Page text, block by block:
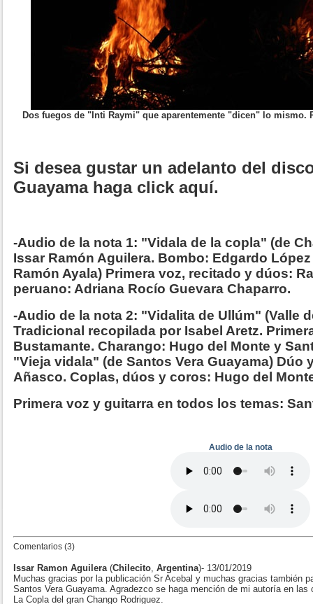
Dos fuegos de "Inti Raymi" que aparentemente "dicen" lo mismo.
Si desea gustar un adelanto del
Guayama haga click aquí.
-Audio de la nota 1: "Vidala de la copla" (de
Issar Ramón Aguilera. Bombo: Edgardo
Ramón Ayala) Primera voz, recitado y dúos:
peruano: Adriana Rocío Guevara Chaparro.
-Audio de la nota 2: "Vidalita de Ullúm" (Valle
Tradicional recopilada por Isabel Aretz.
Bustamante. Charango: Hugo del Monte y
"Vieja vidala" (de Santos Vera Guayama) Dúo
Añasco. Coplas, dúos y coros: Hugo del
Primera voz y guitarra en todos los temas:
Audio de la nota
Comentarios (3)
Issar Ramon Aguilera(Chilecito, Argentina)- 13/01/2019
Muchas gracias por la publicación Sr Acebal y muchas gracias también
Santos Vera Guayama. Agradezco se haga mención de mi autoría en
La Copla del gran Chango Rodriguez.